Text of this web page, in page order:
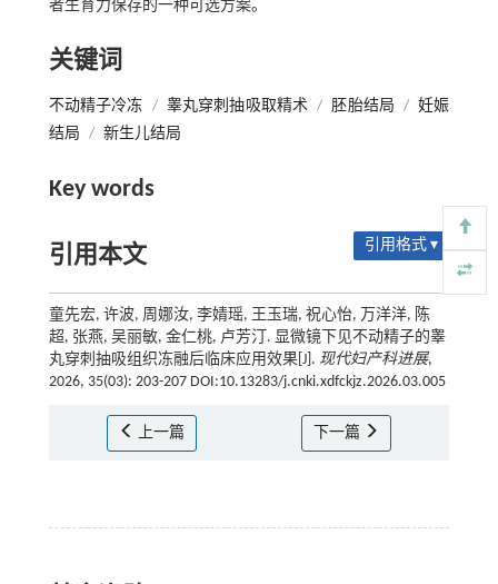
者生育力保存的一种可选方案。
关键词
不动精子冷冻 / 睾丸穿刺抽吸取精术 / 胚胎结局 / 妊娠
结局 / 新生儿结局
Key words
引用本文 引用格式 ▾
童先宏, 许波, 周娜汝, 李婧瑶, 王玉瑞, 祝心怡, 万洋洋, 陈
超, 张燕, 吴丽敏, 金仁桃, 卢芳汀. 显微镜下见不动精子的睾
丸穿刺抽吸组织冻融后临床应用效果[J]. 现代妇产科进展,
2026, 35(03): 203-207 DOI:10.13283/j.cnki.xdfckjz.2026.03.005
上一篇 下一篇